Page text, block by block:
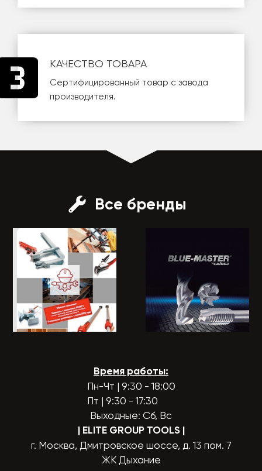
КАЧЕСТВО ТОВАРА
Сертифицированный товар с завода
производителя.
Все бренды
Время работы:
Пн-Чт | 9:30 - 18:00
Пт | 9:30 - 17:30
Выходные: Сб, Вс
| ELITE GROUP TOOLS |
г. Москва, Дмитровское шоссе, д. 13 пом. 7
ЖК Дыхание